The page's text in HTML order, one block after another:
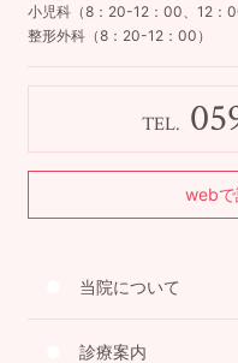
小児科（8：20-12：00、12：
整形外科（8：20-12：00）
TEL.
webで
当院について
診療案内